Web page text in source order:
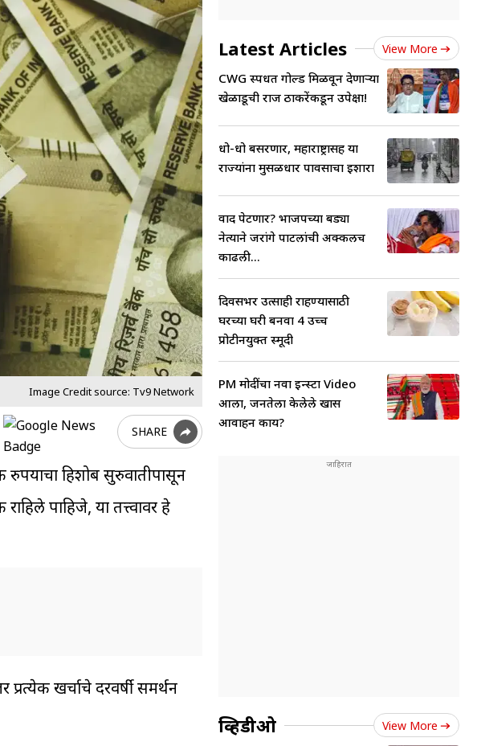
Image Credit source: Tv9 Network
SHARE
रुपयाचा हिशोब सुरुवातीपासून
पाहिजे, या तत्त्वावर हे
खर्चाचे दरवर्षी समर्थन
Latest Articles View More
CWG स्पर्धेत गोल्ड मिळवून देणाऱ्या
खेळाडूची राज ठाकरेंकडून उपेक्षा!
धो-धो बसरणार, महाराष्ट्रासह या
राज्यांना मुसळधार पावसाचा इशारा
वाद पेटणार? भाजपच्या बड्या
नेत्याने जरांगे पाटलांची अक्कलच
काढली...
दिवसभर उत्साही राहण्यासाठी
घरच्या घरी बनवा 4 उच्च
प्रोटीनयुक्त स्मूदी
PM मोदींचा नवा इन्स्टा Video
आला, जनतेला केलेले खास
आवाहन काय?
व्हिडीओ View More